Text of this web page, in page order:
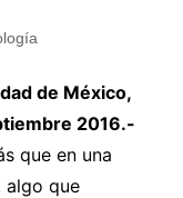
de México,
2016.-
que en una
algo que